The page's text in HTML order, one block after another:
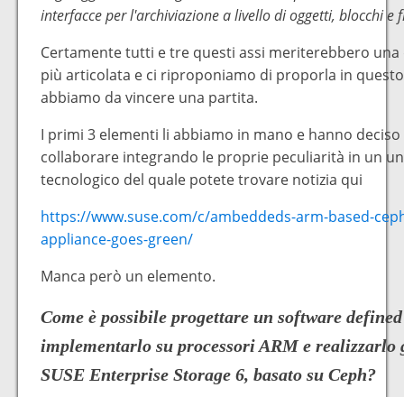
interfacce per l'archiviazione a livello di oggetti, blocchi e
Certamente tutti e tre questi assi meriterebbero una
più articolata e ci riproponiamo di proporla in
abbiamo da vincere una partita.
I primi 3 elementi li abbiamo in mano e hanno deciso
collaborare integrando le proprie peculiarità in un
tecnologico del quale potete trovare notizia qui
https://www.suse.com/c/ambeddeds-arm-based-
appliance-goes-green/
Manca però un elemento.
Come è possibile progettare un software
implementarlo su processori ARM e realizzarlo
SUSE Enterprise Storage 6, basato su Ceph?